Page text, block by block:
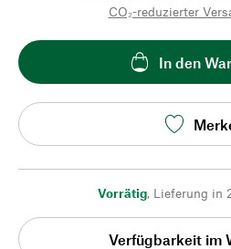
CO₂-reduzierter
In den
Vorrätig, Lieferung in
Verfügbarkeit im